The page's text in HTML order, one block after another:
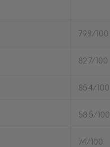
79.8/100
82.7/100
85.4/100
58.5/100
74/100